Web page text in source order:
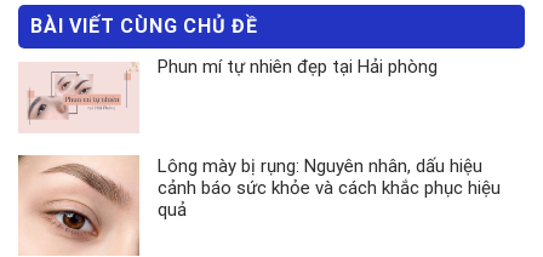
BÀI VIẾT CÙNG CHỦ ĐỀ
Phun mí tự nhiên đẹp tại Hải phòng
Lông mày bị rụng: Nguyên nhân, dấu hiệu
cảnh báo sức khỏe và cách khắc phục hiệu
quả